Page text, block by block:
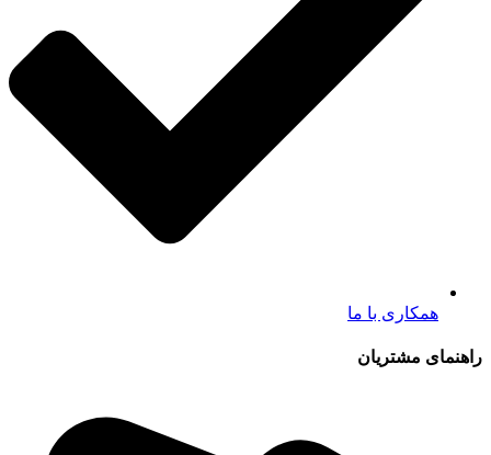
همکاری با ما
راهنمای مشتریان